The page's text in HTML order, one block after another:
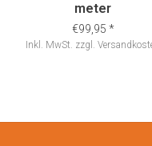
meter
€99,95 *
Inkl. MwSt. zzgl.